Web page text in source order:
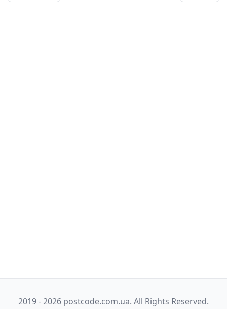
2019 - 2026 postcode.com.ua. All Rights Reserved.